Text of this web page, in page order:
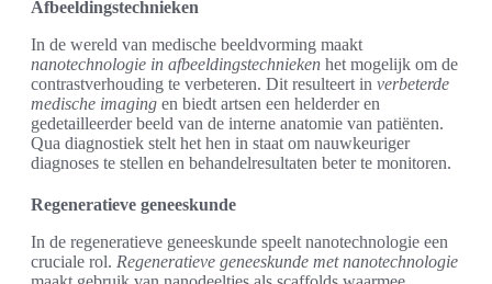
Afbeeldingstechnieken
In de wereld van medische beeldvorming maakt
nanotechnologie in afbeeldingstechnieken het mogelijk om de
contrastverhouding te verbeteren. Dit resulteert in verbeterde
medische imaging en biedt artsen een helderder en
gedetailleerder beeld van de interne anatomie van patiënten.
Qua diagnostiek stelt het hen in staat om nauwkeuriger
diagnoses te stellen en behandelresultaten beter te monitoren.
Regeneratieve geneeskunde
In de regeneratieve geneeskunde speelt nanotechnologie een
cruciale rol. Regeneratieve geneeskunde met nanotechnologie